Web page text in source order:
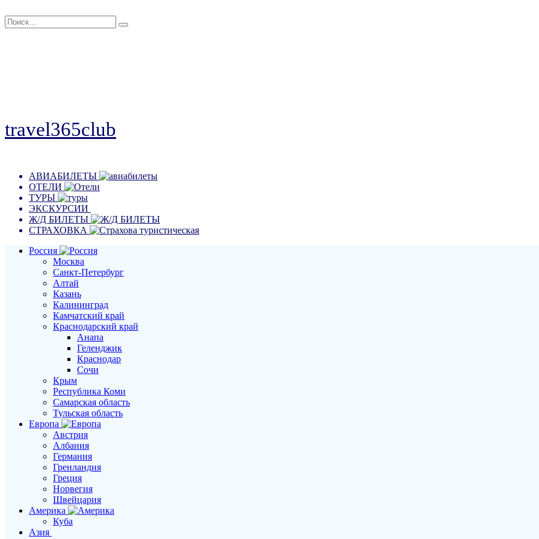
Перейти
к
Search
for:
travel365club
АВИАБИЛЕТЫ
ОТЕЛИ
ТУРЫ
ЭКСКУРСИИ
Ж/Д БИЛЕТЫ
СТРАХОВКА
Россия
Москва
Санкт-Петербург
Алтай
Казань
Калининград
Камчатский край
Краснодарский край
Анапа
Геленджик
Краснодар
Сочи
Крым
Республика Коми
Самарская область
Тульская область
Европа
Австрия
Албания
Германия
Гренландия
Греция
Норвегия
Швейцария
Америка
Куба
Азия